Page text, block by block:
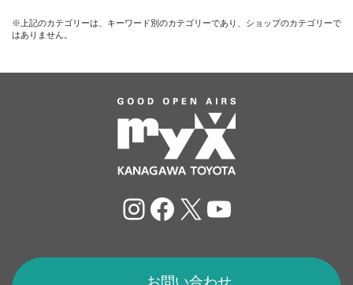
※上記のカテゴリーは、キーワード別のカテゴリーであり、ショップのカテゴリーで
はありません。
Instagram
Facebook
X YouTube
お問い合わせ